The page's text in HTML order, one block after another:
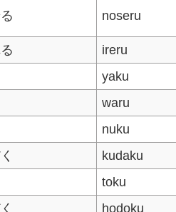
noseru
ireru
yaku
waru
nuku
kudaku
toku
hodoku